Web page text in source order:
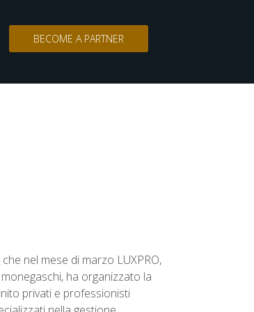
BECOME A PARTNER
nel mese di marzo LUXPRO,
ha organizzato la
privati e professionisti